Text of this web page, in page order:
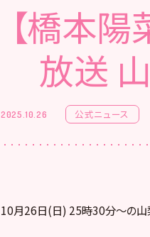
【橋本
放送
2025.10.26 公式ニュース
10月26日(日) 25時30分〜の山